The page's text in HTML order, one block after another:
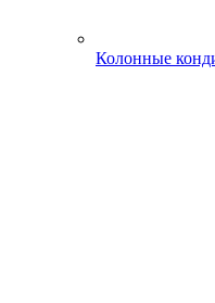
Колонные